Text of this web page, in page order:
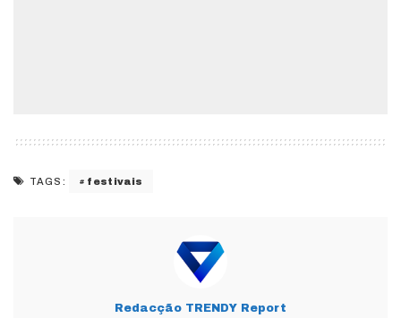
TAGS: festivais
Redacção TRENDY Report